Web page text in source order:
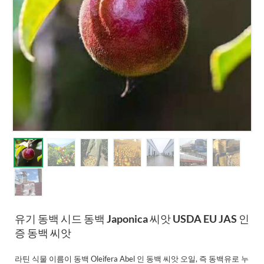
유기 동백 시드 동백 Japonica 씨앗 USDA EU JAS 인
증 동백 씨앗
라틴 식물 이름이 동백 Oleifera Abel 인 동백 씨앗 오일, 즉 동백유로 누